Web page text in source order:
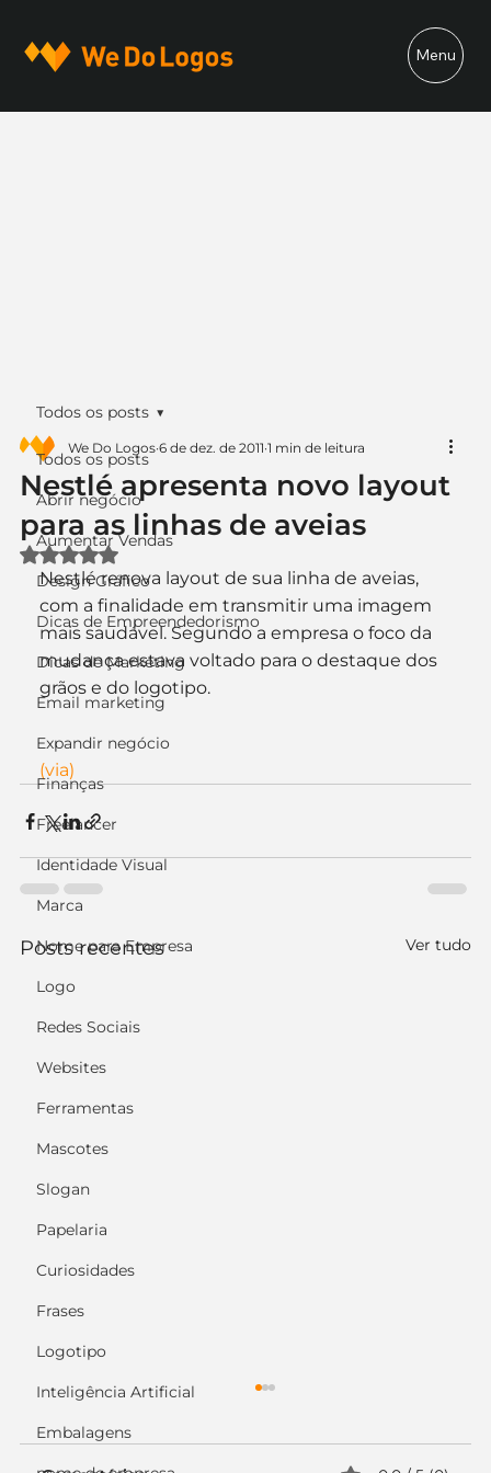
Menu
Todos os posts
Abrir negócio
Aumentar Vendas
Design Gráfico
Dicas de Empreendedorismo
Dicas de Marketing
Email marketing
Expandir negócio
Finanças
Freelancer
Identidade Visual
Marca
Nome para Empresa
Logo
Redes Sociais
Websites
Ferramentas
Mascotes
Slogan
Papelaria
Curiosidades
Frases
Logotipo
Inteligência Artificial
Embalagens
Todos os posts
Nestlé apresenta novo layout
para as linhas de aveias
We Do Logos 6 de dez. de 2011 1 min de leitura
Avaliado com NaN de 5 estrelas.
Nestlé renova layout de sua linha de aveias,
com a finalidade em transmitir uma imagem
mais saudável. Segundo a empresa o foco da
mudança estava voltado para o destaque dos
grãos e do logotipo.
(via)
Posts recentes Ver tudo